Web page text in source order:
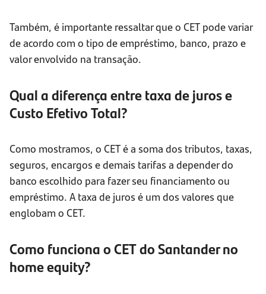
Também, é importante ressaltar que o CET pode variar
de acordo com o tipo de empréstimo, banco, prazo e
valor envolvido na transação.
Qual a diferença entre taxa de juros e
Custo Efetivo Total?
Como mostramos, o CET é a soma dos tributos, taxas,
seguros, encargos e demais tarifas a depender do
banco escolhido para fazer seu financiamento ou
empréstimo. A taxa de juros é um dos valores que
englobam o CET.
Como funciona o CET do Santander no
home equity?